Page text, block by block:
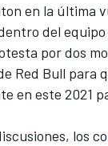
en la última
del equipo
por dos
Red Bull para
en este 2021
los